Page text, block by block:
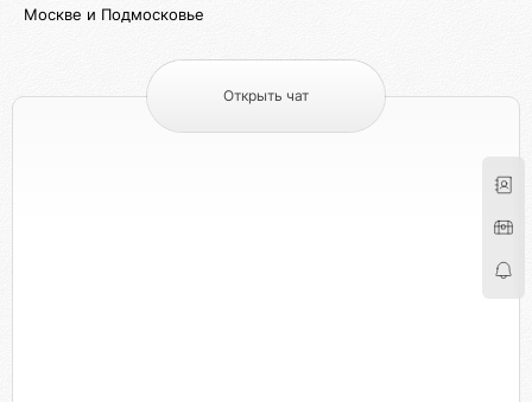
Москве и Подмосковье
Открыть чат